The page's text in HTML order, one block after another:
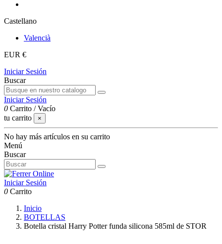
Castellano
Valencià
EUR €
Iniciar Sesión
Buscar
Iniciar Sesión
0 Carrito /Vacío
tu carrito
×
No hay más artículos en su carrito
Menú
Buscar
Iniciar Sesión
0 Carrito
Inicio
BOTELLAS
Botella cristal Harry Potter funda silicona 585ml de STOR